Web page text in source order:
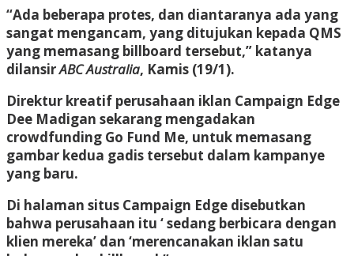
“Ada beberapa protes, dan diantaranya ada yang
sangat mengancam, yang ditujukan kepada QMS
yang memasang billboard tersebut,” katanya
dilansirABC Australia, Kamis (19/1).
Direktur kreatif perusahaan iklan Campaign Edge
Dee Madigan sekarang mengadakan
crowdfunding Go Fund Me, untuk memasang
gambar kedua gadis tersebut dalam kampanye
yang baru.
Di halaman situs Campaign Edge disebutkan
bahwa perusahaan itu ‘ sedang berbicara dengan
klien mereka’ dan ‘merencanakan iklan satu